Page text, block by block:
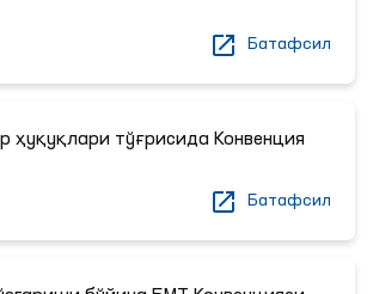
Батафсил
ҳуқуқлари тўғрисида Конвенция
Батафсил